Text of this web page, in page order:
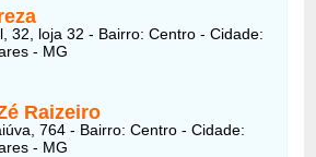
32, loja 32 - Bairro: Centro - Cidade:
- MG
Raizeiro
764 - Bairro: Centro - Cidade:
- MG